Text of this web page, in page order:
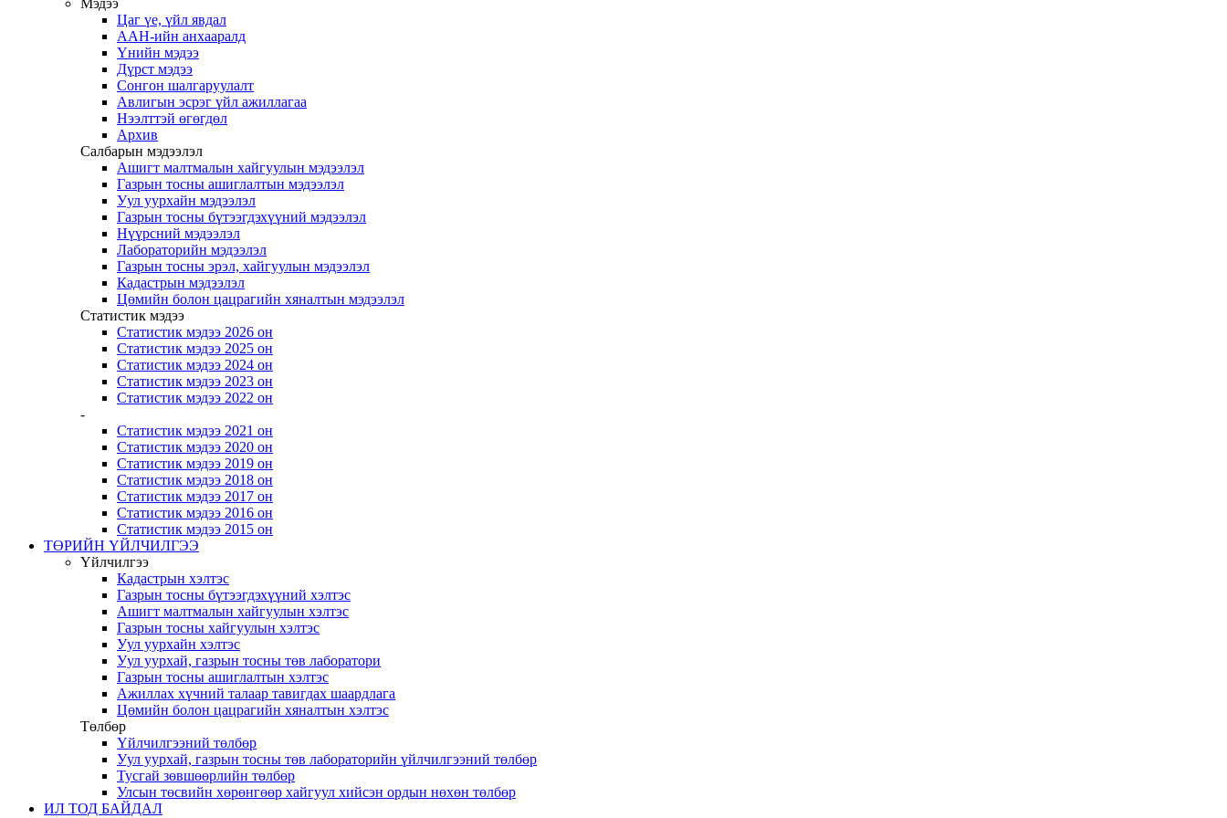
Мэдээ
Цаг үе, үйл явдал
ААН-ийн анхааралд
Үнийн мэдээ
Дүрст мэдээ
Сонгон шалгаруулалт
Авлигын эсрэг үйл ажиллагаа
Нээлттэй өгөгдөл
Архив
Салбарын мэдээлэл
Ашигт малтмалын хайгуулын мэдээлэл
Газрын тосны ашиглалтын мэдээлэл
Уул уурхайн мэдээлэл
Газрын тосны бүтээгдэхүүний мэдээлэл
Нүүрсний мэдээлэл
Лабораторийн мэдээлэл
Газрын тосны эрэл, хайгуулын мэдээлэл
Кадастрын мэдээлэл
Цөмийн болон цацрагийн хяналтын мэдээлэл
Статистик мэдээ
Статистик мэдээ 2026 он
Статистик мэдээ 2025 он
Статистик мэдээ 2024 он
Статистик мэдээ 2023 он
Статистик мэдээ 2022 он
-
Статистик мэдээ 2021 он
Статистик мэдээ 2020 он
Статистик мэдээ 2019 он
Статистик мэдээ 2018 он
Статистик мэдээ 2017 он
Статистик мэдээ 2016 он
Статистик мэдээ 2015 он
ТӨРИЙН ҮЙЛЧИЛГЭЭ
Үйлчилгээ
Кадастрын хэлтэс
Газрын тосны бүтээгдэхүүний хэлтэс
Ашигт малтмалын хайгуулын хэлтэс
Газрын тосны хайгуулын хэлтэс
Уул уурхайн хэлтэс
Уул уурхай, газрын тосны төв лаборатори
Газрын тосны ашиглалтын хэлтэс
Ажиллах хүчний талаар тавигдах шаардлага
Цөмийн болон цацрагийн хяналтын хэлтэс
Төлбөр
Үйлчилгээний төлбөр
Уул уурхай, газрын тосны төв лабораторийн үйлчилгээний төлбөр
Тусгай зөвшөөрлийн төлбөр
Улсын төсвийн хөрөнгөөр хайгуул хийсэн ордын нөхөн төлбөр
ИЛ ТОД БАЙДАЛ